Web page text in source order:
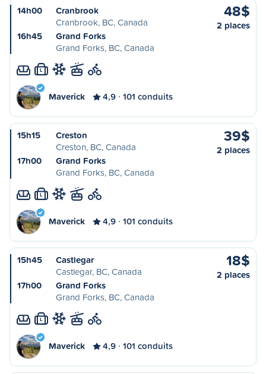
14h00
Cranbrook
Cranbrook, BC, Canada
16h45
Grand Forks
Grand Forks, BC, Canada
48$
2 places
L
Maverick 4,9 101 conduits
15h15
Creston
Creston, BC, Canada
17h00
Grand Forks
Grand Forks, BC, Canada
39$
2 places
L
Maverick 4,9 101 conduits
15h45
Castlegar
Castlegar, BC, Canada
17h00
Grand Forks
Grand Forks, BC, Canada
18$
2 places
L
Maverick 4,9 101 conduits